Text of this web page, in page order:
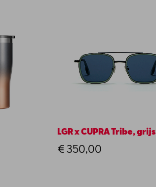
LGR x CUPRA Tribe, grijs
€ 350,00